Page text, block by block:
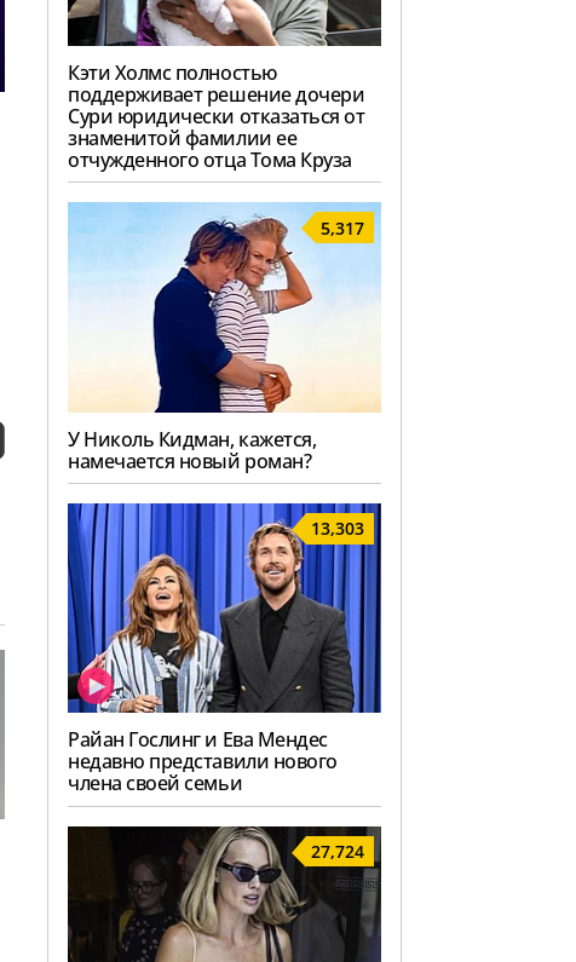
Кэти Холмс полностью
поддерживает решение дочери
Сури юридически отказаться от
знаменитой фамилии ее
отчужденного отца Тома Круза
5,317
У Николь Кидман, кажется,
намечается новый роман?
13,303
Райан Гослинг и Ева Мендес
недавно представили нового
члена своей семьи
27,724